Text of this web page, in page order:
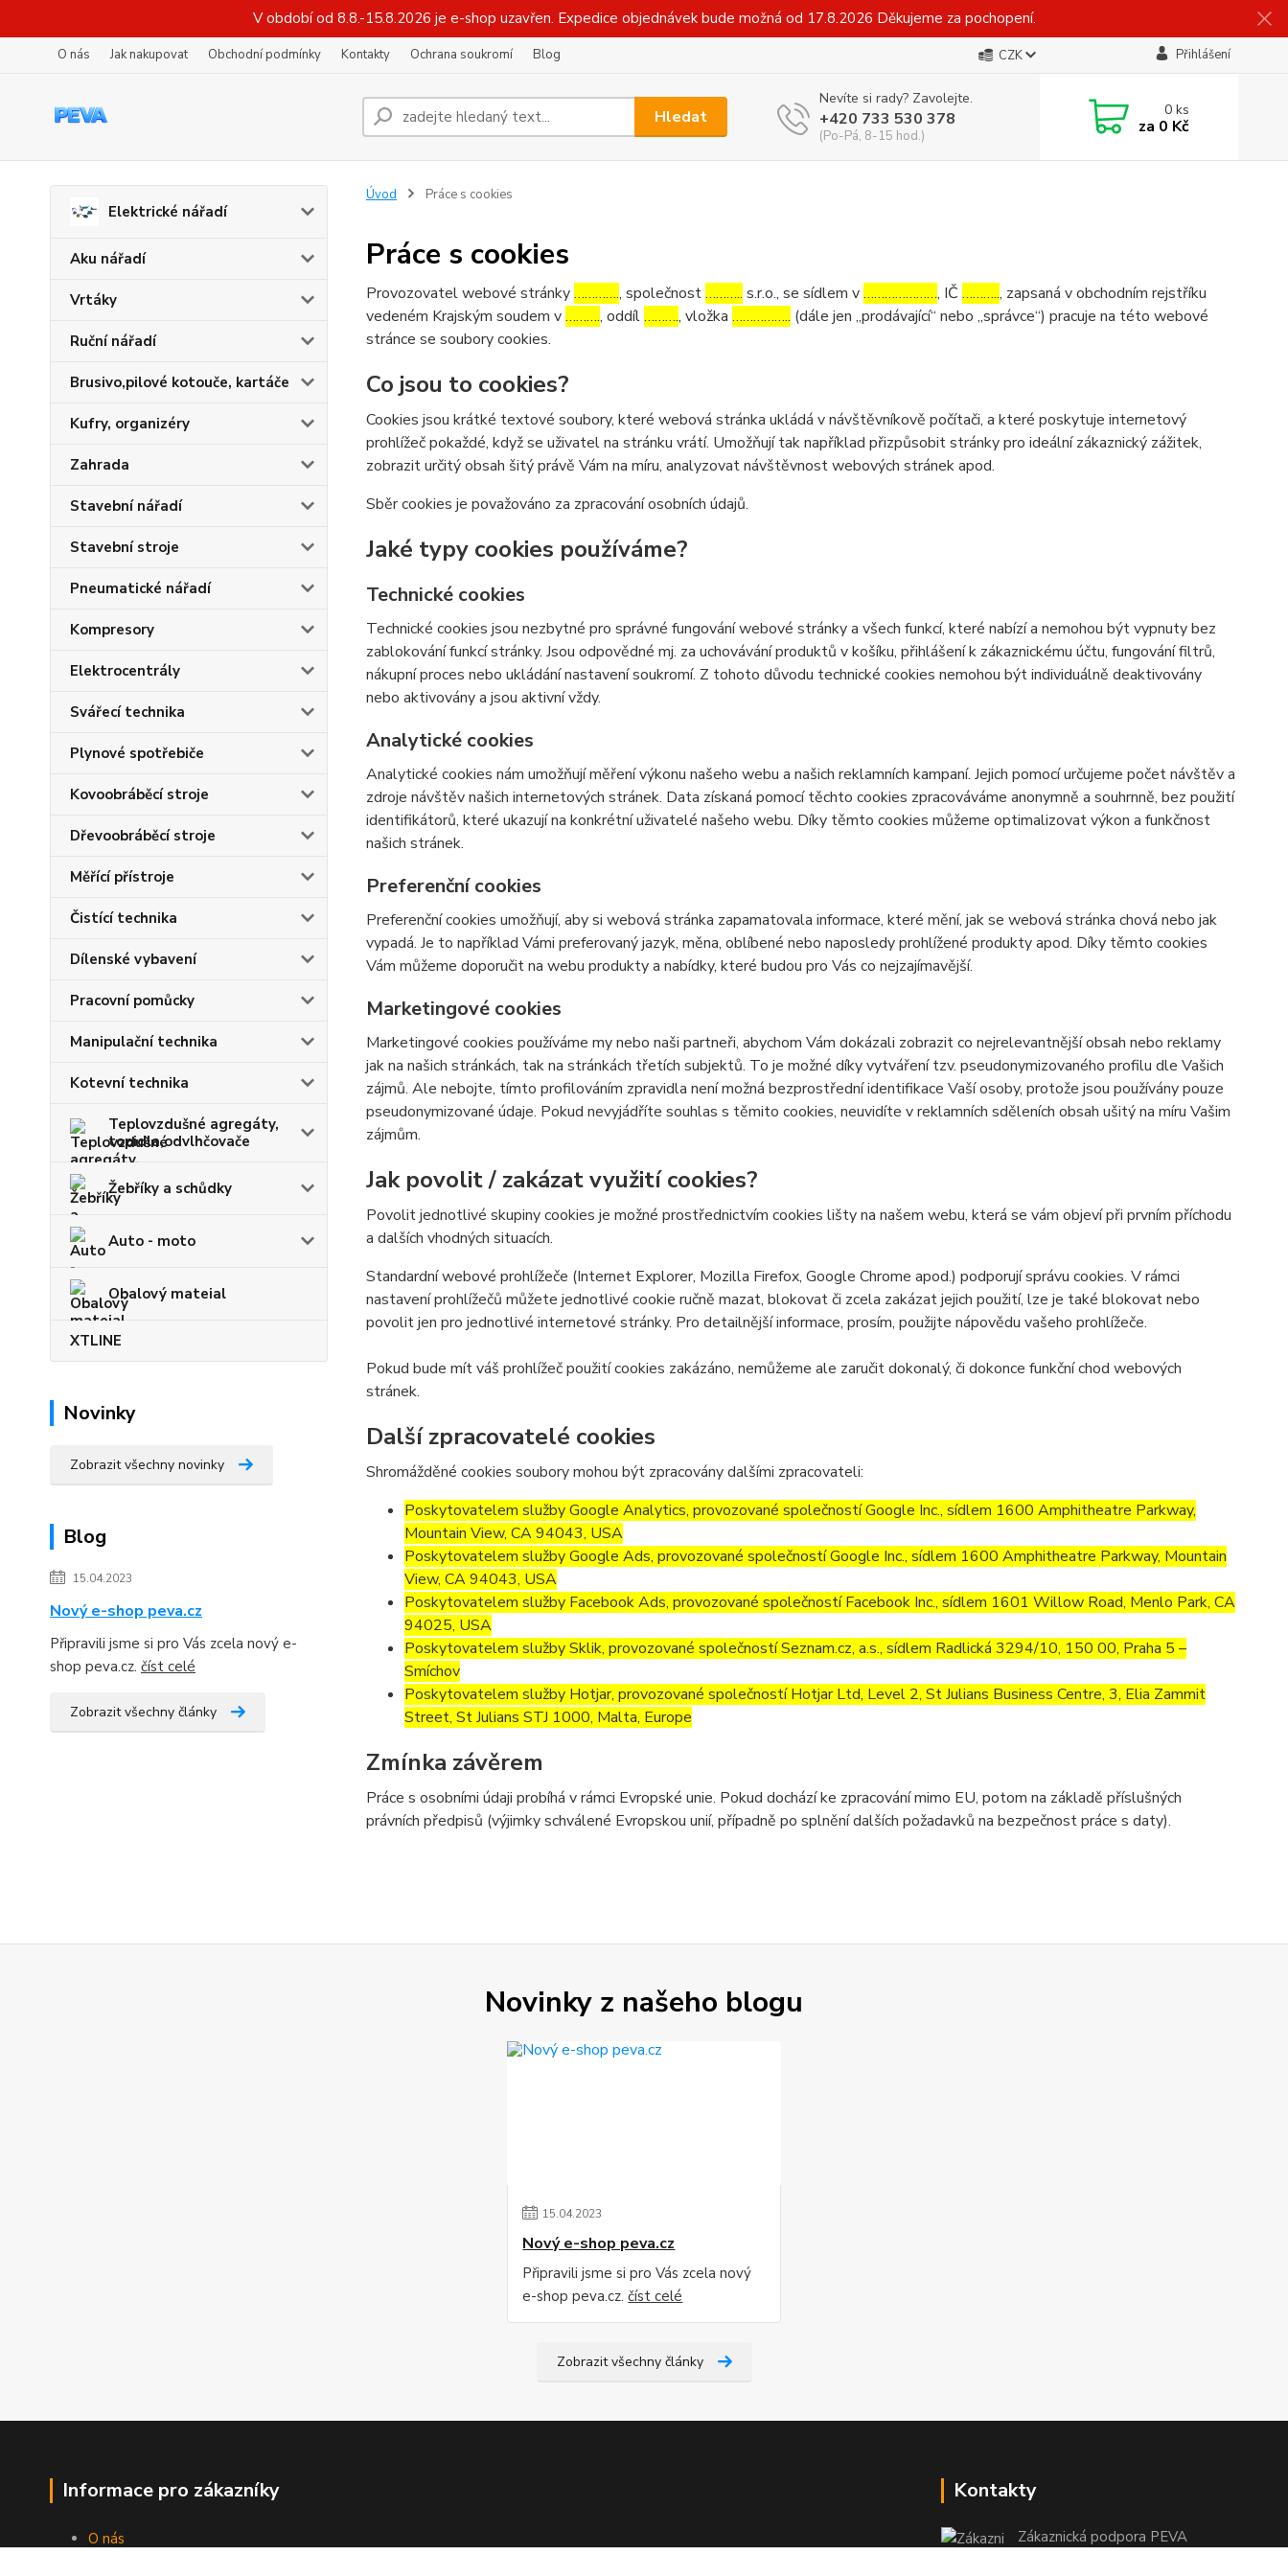
V období od 8.8.-15.8.2026 je e-shop uzavřen. Expedice objednávek bude možná od 17.8.2026 Děkujeme za pochopení.
O nás Jak nakupovat Obchodní podmínky Kontakty Ochrana soukromí Blog CZK Přihlášení
Hledat
Nevíte si rady? Zavolejte.
+420 733 530 378
(Po-Pá, 8-15 hod.)
0ks
za 0 Kč
Elektrické nářadí
Aku nářadí
Vrtáky
Ruční nářadí
Brusivo,pilové kotouče, kartáče
Kufry, organizéry
Zahrada
Stavební nářadí
Stavební stroje
Pneumatické nářadí
Kompresory
Elektrocentrály
Svářecí technika
Plynové spotřebiče
Kovoobráběcí stroje
Dřevoobráběcí stroje
Měřící přístroje
Čistící technika
Dílenské vybavení
Pracovní pomůcky
Manipulační technika
Kotevní technika
Teplovzdušné agregáty,
topidla,odvlhčovače
Žebříky a schůdky
Auto - moto
Obalový mateial
XTLINE
Novinky
Zobrazit všechny novinky
Blog
15.04.2023
Nový e-shop peva.cz
Připravili jsme si pro Vás zcela nový e-
shop peva.cz. číst celé
Zobrazit všechny články
Úvod Práce s cookies
Práce s cookies
Provozovatel webové stránky…………., společnost……….. s.r.o., se sídlem v…………………, IČ ……….., zapsaná v obchodním rejstříku
vedeném Krajským soudem v………., oddíl………., vložka …………….. (dále jen „prodávající“ nebo „správce“) pracuje na této webové
stránce se soubory cookies.
Co jsou to cookies?
Cookies jsou krátké textové soubory, které webová stránka ukládá v návštěvníkově počítači, a které poskytuje internetový
prohlížeč pokaždé, když se uživatel na stránku vrátí. Umožňují tak například přizpůsobit stránky pro ideální zákaznický zážitek,
zobrazit určitý obsah šitý právě Vám na míru, analyzovat návštěvnost webových stránek apod.
Sběr cookies je považováno za zpracování osobních údajů.
Jaké typy cookies používáme?
Technické cookies
Technické cookies jsou nezbytné pro správné fungování webové stránky a všech funkcí, které nabízí a nemohou být vypnuty bez
zablokování funkcí stránky. Jsou odpovědné mj. za uchovávání produktů v košíku, přihlášení k zákaznickému účtu, fungování filtrů,
nákupní proces nebo ukládání nastavení soukromí. Z tohoto důvodu technické cookies nemohou být individuálně deaktivovány
nebo aktivovány a jsou aktivní vždy.
Analytické cookies
Analytické cookies nám umožňují měření výkonu našeho webu a našich reklamních kampaní. Jejich pomocí určujeme počet návštěv a
zdroje návštěv našich internetových stránek. Data získaná pomocí těchto cookies zpracováváme anonymně a souhrnně, bez použití
identifikátorů, které ukazují na konkrétní uživatelé našeho webu. Díky těmto cookies můžeme optimalizovat výkon a funkčnost
našich stránek.
Preferenční cookies
Preferenční cookies umožňují, aby si webová stránka zapamatovala informace, které mění, jak se webová stránka chová nebo jak
vypadá. Je to například Vámi preferovaný jazyk, měna, oblíbené nebo naposledy prohlížené produkty apod. Díky těmto cookies
Vám můžeme doporučit na webu produkty a nabídky, které budou pro Vás co nejzajímavější.
Marketingové cookies
Marketingové cookies používáme my nebo naši partneři, abychom Vám dokázali zobrazit co nejrelevantnější obsah nebo reklamy
jak na našich stránkách, tak na stránkách třetích subjektů. To je možné díky vytváření tzv. pseudonymizovaného profilu dle Vašich
zájmů. Ale nebojte, tímto profilováním zpravidla není možná bezprostřední identifikace Vaší osoby, protože jsou používány pouze
pseudonymizované údaje. Pokud nevyjádříte souhlas s těmito cookies, neuvidíte v reklamních sděleních obsah ušitý na míru Vašim
zájmům.
Jak povolit / zakázat využití cookies?
Povolit jednotlivé skupiny cookies je možné prostřednictvím cookies lišty na našem webu, která se vám objeví při prvním příchodu
a dalších vhodných situacích.
Standardní webové prohlížeče (Internet Explorer, Mozilla Firefox, Google Chrome apod.) podporují správu cookies. V rámci
nastavení prohlížečů můžete jednotlivé cookie ručně mazat, blokovat či zcela zakázat jejich použití, lze je také blokovat nebo
povolit jen pro jednotlivé internetové stránky. Pro detailnější informace, prosím, použijte nápovědu vašeho prohlížeče.
Pokud bude mít váš prohlížeč použití cookies zakázáno, nemůžeme ale zaručit dokonalý, či dokonce funkční chod webových
stránek.
Další zpracovatelé cookies
Shromážděné cookies soubory mohou být zpracovány dalšími zpracovateli:
Poskytovatelem služby Google Analytics, provozované společností Google Inc., sídlem 1600 Amphitheatre Parkway,
Mountain View, CA 94043, USA
Poskytovatelem služby Google Ads, provozované společností Google Inc., sídlem 1600 Amphitheatre Parkway, Mountain
View, CA 94043, USA
Poskytovatelem služby Facebook Ads, provozované společností Facebook Inc., sídlem 1601 Willow Road, Menlo Park, CA
94025, USA
Poskytovatelem služby Sklik, provozované společností Seznam.cz, a.s., sídlem Radlická 3294/10, 150 00, Praha 5 –
Smíchov
Poskytovatelem služby Hotjar, provozované společností Hotjar Ltd, Level 2, St Julians Business Centre, 3, Elia Zammit
Street, St Julians STJ 1000, Malta, Europe
Zmínka závěrem
Práce s osobními údaji probíhá v rámci Evropské unie. Pokud dochází ke zpracování mimo EU, potom na základě příslušných
právních předpisů (výjimky schválené Evropskou unií, případně po splnění dalších požadavků na bezpečnost práce s daty).
Novinky z našeho blogu
15.04.2023
Nový e-shop peva.cz
Připravili jsme si pro Vás zcela nový
e-shop peva.cz.číst celé
Zobrazit všechny články
Informace pro zákazníky
O nás
Kontakty
Zákaznická podpora PEVA